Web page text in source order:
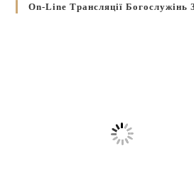
On-Line Трансляції Богослужінь